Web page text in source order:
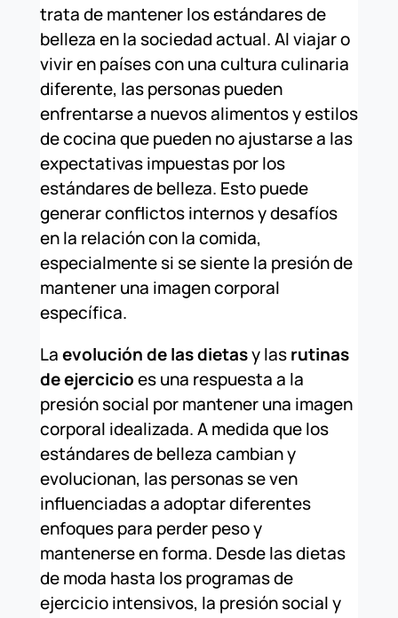
trata de mantener los estándares de
belleza en la sociedad actual. Al viajar o
vivir en países con una cultura culinaria
diferente, las personas pueden
enfrentarse a nuevos alimentos y estilos
de cocina que pueden no ajustarse a las
expectativas impuestas por los
estándares de belleza. Esto puede
generar conflictos internos y desafíos
en la relación con la comida,
especialmente si se siente la presión de
mantener una imagen corporal
específica.
Laevolución de las dietasy lasrutinas
de ejercicioes una respuesta a la
presión social por mantener una imagen
corporal idealizada. A medida que los
estándares de belleza cambian y
evolucionan, las personas se ven
influenciadas a adoptar diferentes
enfoques para perder peso y
mantenerse en forma. Desde las dietas
de moda hasta los programas de
ejercicio intensivos, la presión social y